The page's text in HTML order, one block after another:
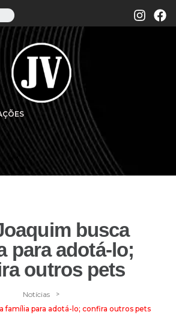
busca
para adotá-lo;
outros pets
Notícias >
família para adotá-lo; confira outros pets